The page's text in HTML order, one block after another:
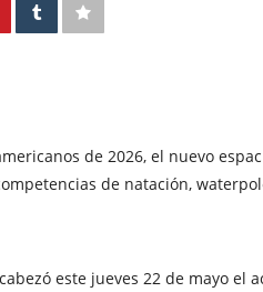
de 2026, el nuevo
de natación,
este jueves 22 de mayo el